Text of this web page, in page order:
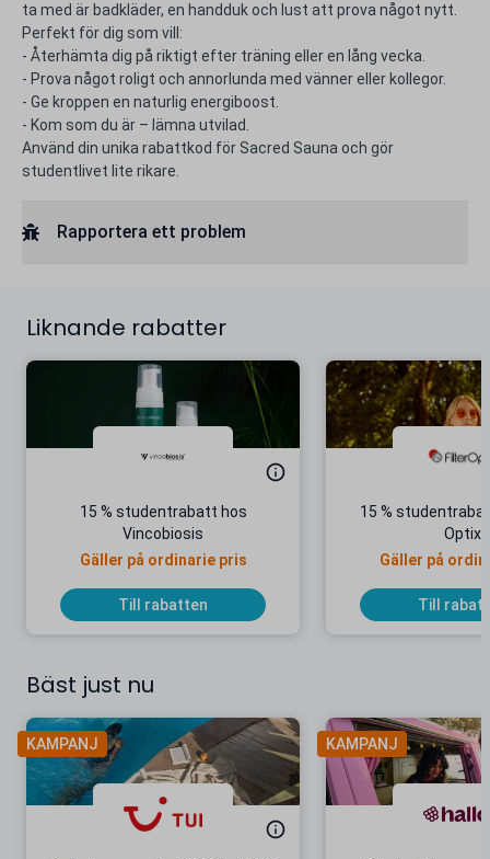
ta med är badkläder, en handduk och lust att prova något nytt.
Perfekt för dig som vill:
- Återhämta dig på riktigt efter träning eller en lång vecka.
- Prova något roligt och annorlunda med vänner eller kollegor.
- Ge kroppen en naturlig energiboost.
- Kom som du är – lämna utvilad.
Använd din unika rabattkod för Sacred Sauna och gör
studentlivet lite rikare.
Rapportera ett problem
Liknande rabatter
15 % studentrabatt hos
Vincobiosis
Gäller på ordinarie pris
Till rabatten
15 %
Optix
Gäller på
Till
Bäst just nu
KAMPANJ KAMPANJ